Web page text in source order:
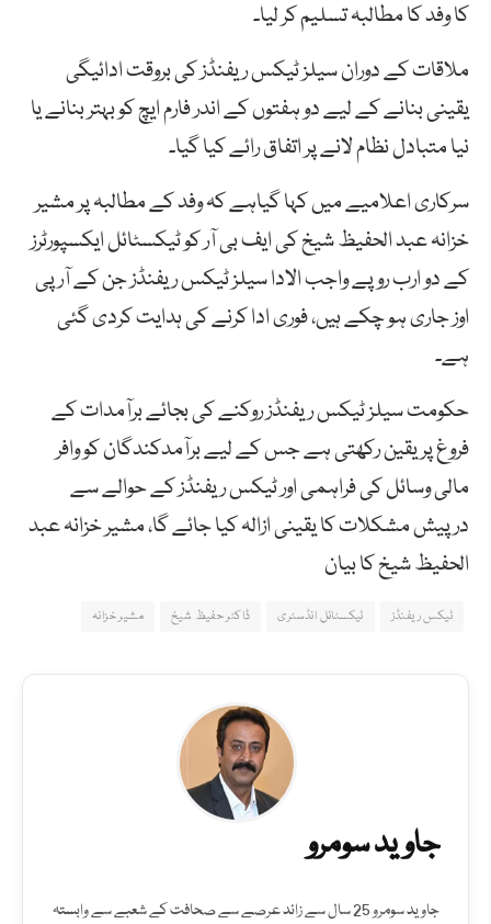
کا وفد کا مطالبہ تسلیم کر لیا۔
ملاقات کے دوران سیلز ٹیکس ریفنڈز کی بروقت ادائیگی
یقینی بنانے کے لیے دو ہفتوں کے اندر فارم ایچ کو بہتر بنانے یا
نیا متبادل نظام لانے پر اتفاق رائے کیا گیا۔
سرکاری اعلامیے میں کہا گیاہے کہ وفد کے مطالبہ پر مشیر
خزانہ عبد الحفیظ شیخ کی ایف بی آر کو ٹیکسٹائل ایکسپورٹرز
کے دو ارب روپے واجب الادا سیلز ٹیکس ریفنڈز جن کے آر پی
اوز جاری ہو چکے ہیں، فوری ادا کرنے کی ہدایت کردی گئی
ہے۔
حکومت سیلز ٹیکس ریفنڈز روکنے کی بجائے برآمدات کے
فروغ پر یقین رکھتی ہے جس کے لیے برآمدکندگان کو وافر
مالی وسائل کی فراہمی اور ٹیکس ریفنڈز کے حوالے سے
درپیش مشکلات کا یقینی ازالہ کیا جائے گا، مشیر خزانہ عبد
الحفیظ شیخ کا بیان
ٹیکس ریفنڈز ٹیکسٹائل انڈسٹری ڈاکٹر حفیظ شیخ مشیر خزانہ
جاوید سومرو
جاوید سومرو 25 سال سے زائد عرصے سے صحافت کے شعبے سے وابستہ